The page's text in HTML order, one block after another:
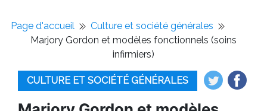
Page d'accueil
Culture et société générales
Marjory Gordon et modèles fonctionnels (soins
infirmiers)
CULTURE ET SOCIÉTÉ GÉNÉRALES